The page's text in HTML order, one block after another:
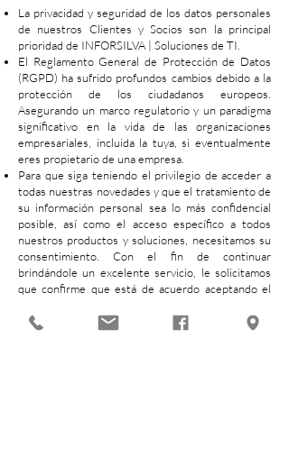
La privacidad y seguridad de los datos personales
de nuestros Clientes y Socios son la principal
prioridad de INFORSILVA | Soluciones de TI.
El Reglamento General de Protección de Datos
(RGPD) ha sufrido profundos cambios debido a la
protección de los ciudadanos europeos.
Asegurando un marco regulatorio y un paradigma
significativo en la vida de las organizaciones
empresariales, incluida la tuya, si eventualmente
eres propietario de una empresa.
Para que siga teniendo el privilegio de acceder a
todas nuestras novedades y que el tratamiento de
su información personal sea lo más confidencial
posible, así como el acceso específico a todos
nuestros productos y soluciones, necesitamos su
consentimiento. Con el fin de continuar
brindándole un excelente servicio, le solicitamos
que confirme que está de acuerdo aceptando el
navega por nuestra página, confirmando que